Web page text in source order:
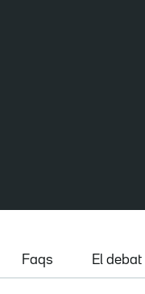
Faqs El debat